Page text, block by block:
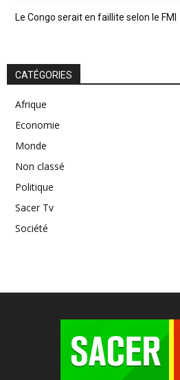
Le Congo serait en faillite selon le FMI
CATÉGORIES
Afrique
Economie
Monde
Non classé
Politique
Sacer Tv
Société